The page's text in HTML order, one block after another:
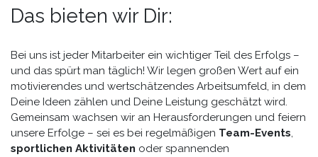
Das bieten wir Dir:
Bei uns ist jeder Mitarbeiter ein wichtiger Teil des Erfolgs –
und das spürt man täglich! Wir legen großen Wert auf ein
motivierendes und wertschätzendes Arbeitsumfeld, in dem
Deine Ideen zählen und Deine Leistung geschätzt wird.
Gemeinsam wachsen wir an Herausforderungen und feiern
unsere Erfolge – sei es bei regelmäßigen Team-Events,
sportlichen Aktivitäten oder spannenden